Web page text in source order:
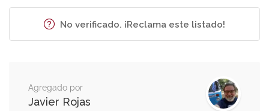
No verificado. ¡Reclama este listado!
Agregado por
Javier Rojas